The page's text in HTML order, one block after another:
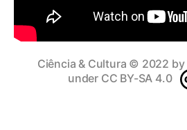
Ciência & Cultura © 2022 by
under CC BY-SA 4.0